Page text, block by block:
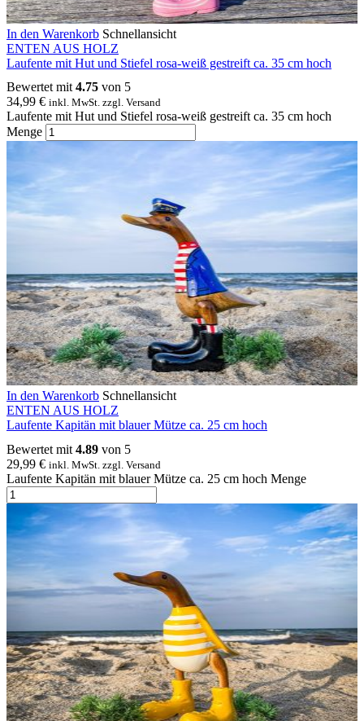
In den Warenkorb Schnellansicht
ENTEN AUS HOLZ
Laufente mit Hut und Stiefel rosa-weiß gestreift ca. 35 cm hoch
Bewertet mit4.75 von 5
34,99 € inkl. MwSt. zzgl. Versand
Laufente mit Hut und Stiefel rosa-weiß gestreift ca. 35 cm hoch
Menge
In den Warenkorb Schnellansicht
ENTEN AUS HOLZ
Laufente Kapitän mit blauer Mütze ca. 25 cm hoch
Bewertet mit 4.89 von 5
29,99 € inkl. MwSt. zzgl. Versand
Laufente Kapitän mit blauer Mütze ca. 25 cm hoch Menge